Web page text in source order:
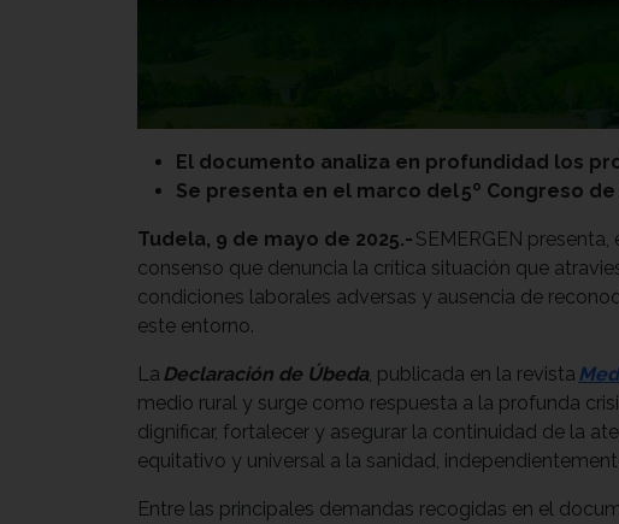
El documento analiza en profundidad los
Se presenta en el marco del 5º Congreso de
Tudela, 9 de mayo de 2025.- SEMERGEN
consenso que denuncia la crítica situación que
condiciones laborales adversas y ausencia de
este entorno.
La Declaración de Úbeda , publicada en la revista
medio rural y surge como respuesta a la profunda
dignificar, fortalecer y asegurar la continuidad de la
equitativo y universal a la sanidad,
Entre las principales demandas recogidas en el